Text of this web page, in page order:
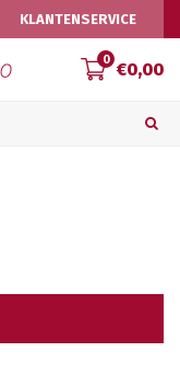
KLANTENSERVICE
0 €0,00